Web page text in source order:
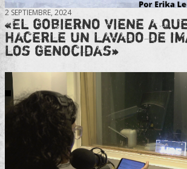
2 SEPTIEMBRE, 2024
«El gobierno viene a
hacerle un lavado de
los genocidas»